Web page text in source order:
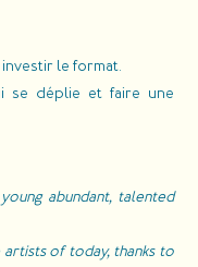
le format.
se déplie et faire une
abundant, talented
artists of today, thanks to